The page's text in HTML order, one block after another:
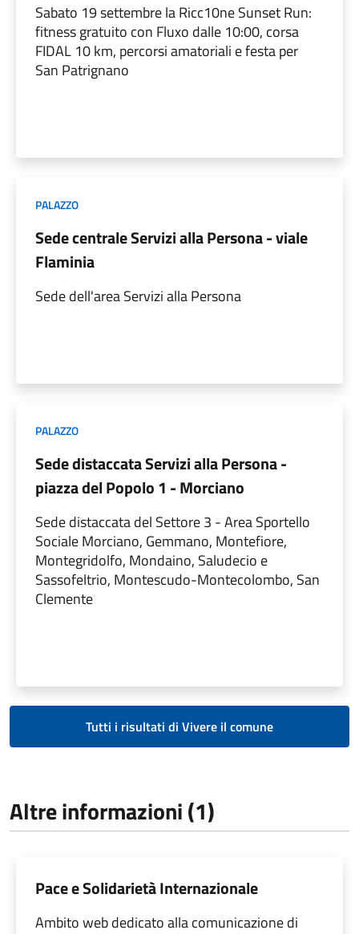
Sabato 19 settembre la Ricc10ne Sunset Run:
fitness gratuito con Fluxo dalle 10:00, corsa
FIDAL 10 km, percorsi amatoriali e festa per
San Patrignano
PALAZZO
Sede centrale Servizi alla Persona - viale
Flaminia
Sede dell'area Servizi alla Persona
PALAZZO
Sede distaccata Servizi alla Persona -
piazza del Popolo 1 - Morciano
Sede distaccata del Settore 3 - Area Sportello
Sociale Morciano, Gemmano, Montefiore,
Montegridolfo, Mondaino, Saludecio e
Sassofeltrio, Montescudo-Montecolombo, San
Clemente
Tutti i risultati di Vivere il comune
Altre informazioni (1)
Pace e Solidarietà Internazionale
Ambito web dedicato alla comunicazione di